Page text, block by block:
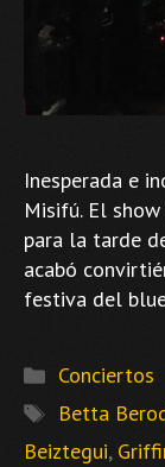
Inesperada e
Misifú. El
para la tarde
acabó
festiva del
Categorías
Conciertos
Etiquetas
Betta
Beiztegui,